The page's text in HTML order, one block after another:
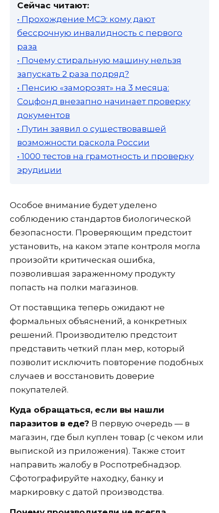
Сейчас читают:
• Прохождение МСЭ: кому дают
бессрочную инвалидность с первого
раза
• Почему стиральную машину нельзя
запускать 2 раза подряд?
• Пенсию «заморозят» на 3 месяца:
Соцфонд внезапно начинает проверку
документов
• Путин заявил о существовавшей
возможности раскола России
• 1000 тестов на грамотность и проверку
эрудиции
Особое внимание будет уделено
соблюдению стандартов биологической
безопасности. Проверяющим предстоит
установить, на каком этапе контроля могла
произойти критическая ошибка,
позволившая зараженному продукту
попасть на полки магазинов.
От поставщика теперь ожидают не
формальных объяснений, а конкретных
решений. Производителю предстоит
представить четкий план мер, который
позволит исключить повторение подобных
случаев и восстановить доверие
покупателей.
Куда обращаться, если вы нашли
паразитов в еде? В первую очередь — в
магазин, где был куплен товар (с чеком или
выпиской из приложения). Также стоит
направить жалобу в Роспотребнадзор.
Сфотографируйте находку, банку и
маркировку с датой производства.